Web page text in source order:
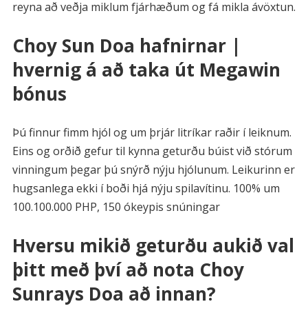
reyna að veðja miklum fjárhæðum og fá mikla ávöxtun.
Choy Sun Doa hafnirnar |
hvernig á að taka út Megawin
bónus
Þú finnur fimm hjól og um þrjár litríkar raðir í leiknum.
Eins og orðið gefur til kynna geturðu búist við stórum
vinningum þegar þú snýrð nýju hjólunum. Leikurinn er
hugsanlega ekki í boði hjá nýju spilavítinu. 100% um
100.100.000 PHP, 150 ókeypis snúningar
Hversu mikið geturðu aukið val
þitt með því að nota Choy
Sunrays Doa að innan?